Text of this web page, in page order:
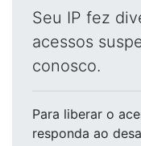
Seu IP fez
acessos
conosco.
Para liberar o
responda ao